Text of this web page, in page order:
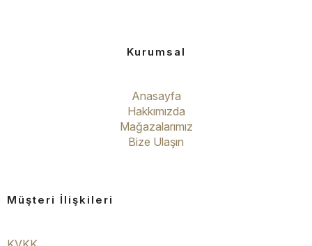
Kurumsal
Anasayfa
Hakkımızda
Mağazalarımız
Bize Ulaşın
Müşteri İlişkileri